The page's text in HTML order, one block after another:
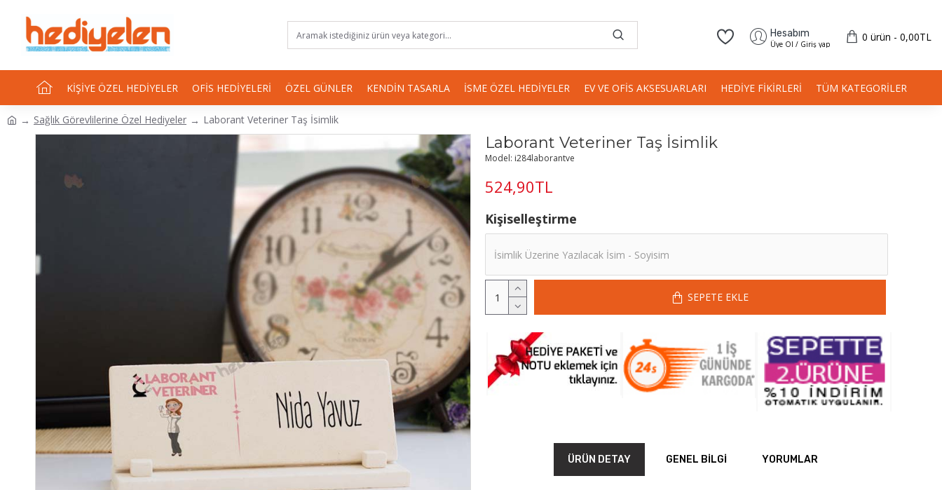
Hesabım
Üye Ol / Giriş yap
0 ürün - 0,00TL
KIŞIYE ÖZEL HEDIYELER OFIS HEDIYELERI ÖZEL GÜNLER KENDIN TASARLA İSME ÖZEL HEDIYELER EV VE OFIS AKSESUARLARI HEDIYE FIKIRLERI TÜM KATEGORILER
Sağlık Görevlilerine Özel Hediyeler Laborant Veteriner Taş İsimlik
Laborant Veteriner Taş İsimlik
524,90TL
Model: i284laborantve
Kişiselleştirme
SEPETE EKLE
ÜRÜN DETAY GENEL BILGI YORUMLAR